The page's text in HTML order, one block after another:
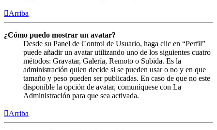
Arriba
¿Cómo puedo mostrar un avatar?
Desde su Panel de Control de Usuario, haga clic en “Perfil”
puede añadir un avatar utilizando uno de los siguientes cuatro
métodos: Gravatar, Galería, Remoto o Subida. Es la
administración quien decide si se pueden usar o no y en que
tamaño y peso pueden ser publicadas. En caso de que no este
disponible la opción de avatar, comuníquese con La
Administración para que sea activada.
Arriba